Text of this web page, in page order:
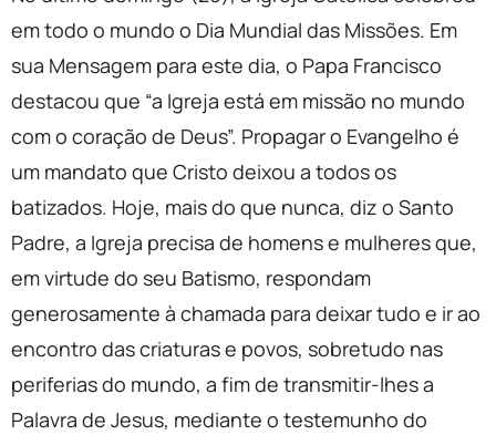
em todo o mundo o Dia Mundial das Missões. Em
sua Mensagem para este dia, o Papa Francisco
destacou que “a Igreja está em missão no mundo
com o coração de Deus”. Propagar o Evangelho é
um mandato que Cristo deixou a todos os
batizados. Hoje, mais do que nunca, diz o Santo
Padre, a Igreja precisa de homens e mulheres que,
em virtude do seu Batismo, respondam
generosamente à chamada para deixar tudo e ir ao
encontro das criaturas e povos, sobretudo nas
periferias do mundo, a fim de transmitir-lhes a
Palavra de Jesus, mediante o testemunho do